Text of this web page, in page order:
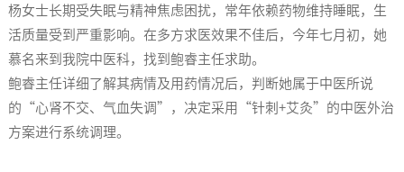
杨女士长期受失眠与精神焦虑困扰，常年依赖药物维持睡眠，生
活质量受到严重影响。在多方求医效果不佳后，今年七月初，她
慕名来到我院中医科，找到鲍睿主任求助。
鲍睿主任详细了解其病情及用药情况后，判断她属于中医所说
的“心肾不交、气血失调”，决定采用“针刺+艾灸”的中医外治
方案进行系统调理。